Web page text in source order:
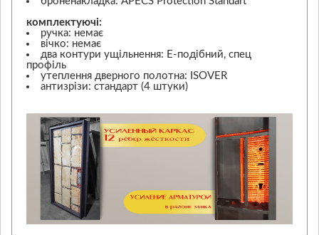
комплектуючі:
ручка: немає
вічко: немає
два контури ущільнення: Е-подібний, спец
профіль
утеплення дверного полотна: ISOVER
антизрізи: стандарт (4 штуки)